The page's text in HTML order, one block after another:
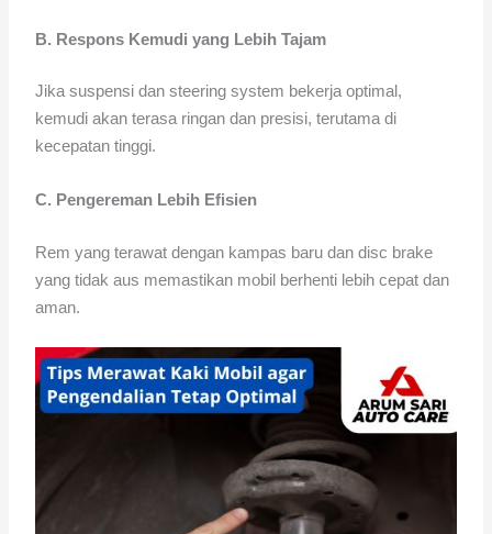
B. Respons Kemudi yang Lebih Tajam
Jika suspensi dan steering system bekerja optimal,
kemudi akan terasa ringan dan presisi, terutama di
kecepatan tinggi.
C. Pengereman Lebih Efisien
Rem yang terawat dengan kampas baru dan disc brake
yang tidak aus memastikan mobil berhenti lebih cepat dan
aman.